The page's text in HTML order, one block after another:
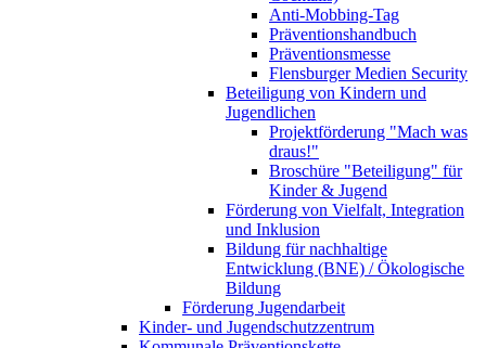
Anti-Mobbing-Tag
Präventionshandbuch
Präventionsmesse
Flensburger Medien Security
Beteiligung von Kindern und
Jugendlichen
Projektförderung "Mach was
draus!"
Broschüre "Beteiligung" für
Kinder & Jugend
Förderung von Vielfalt, Integration
und Inklusion
Bildung für nachhaltige
Entwicklung (BNE) / Ökologische
Bildung
Förderung Jugendarbeit
Kinder- und Jugendschutzzentrum